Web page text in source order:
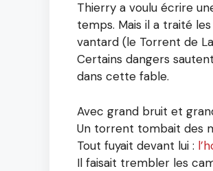
Thierry a voulu écrire
temps. Mais il a traité
vantard (le Torrent de
Certains dangers
dans cette fable.
Avec grand bruit et
Un torrent tombait des
Tout fuyait devant lui :
Il faisait trembler les